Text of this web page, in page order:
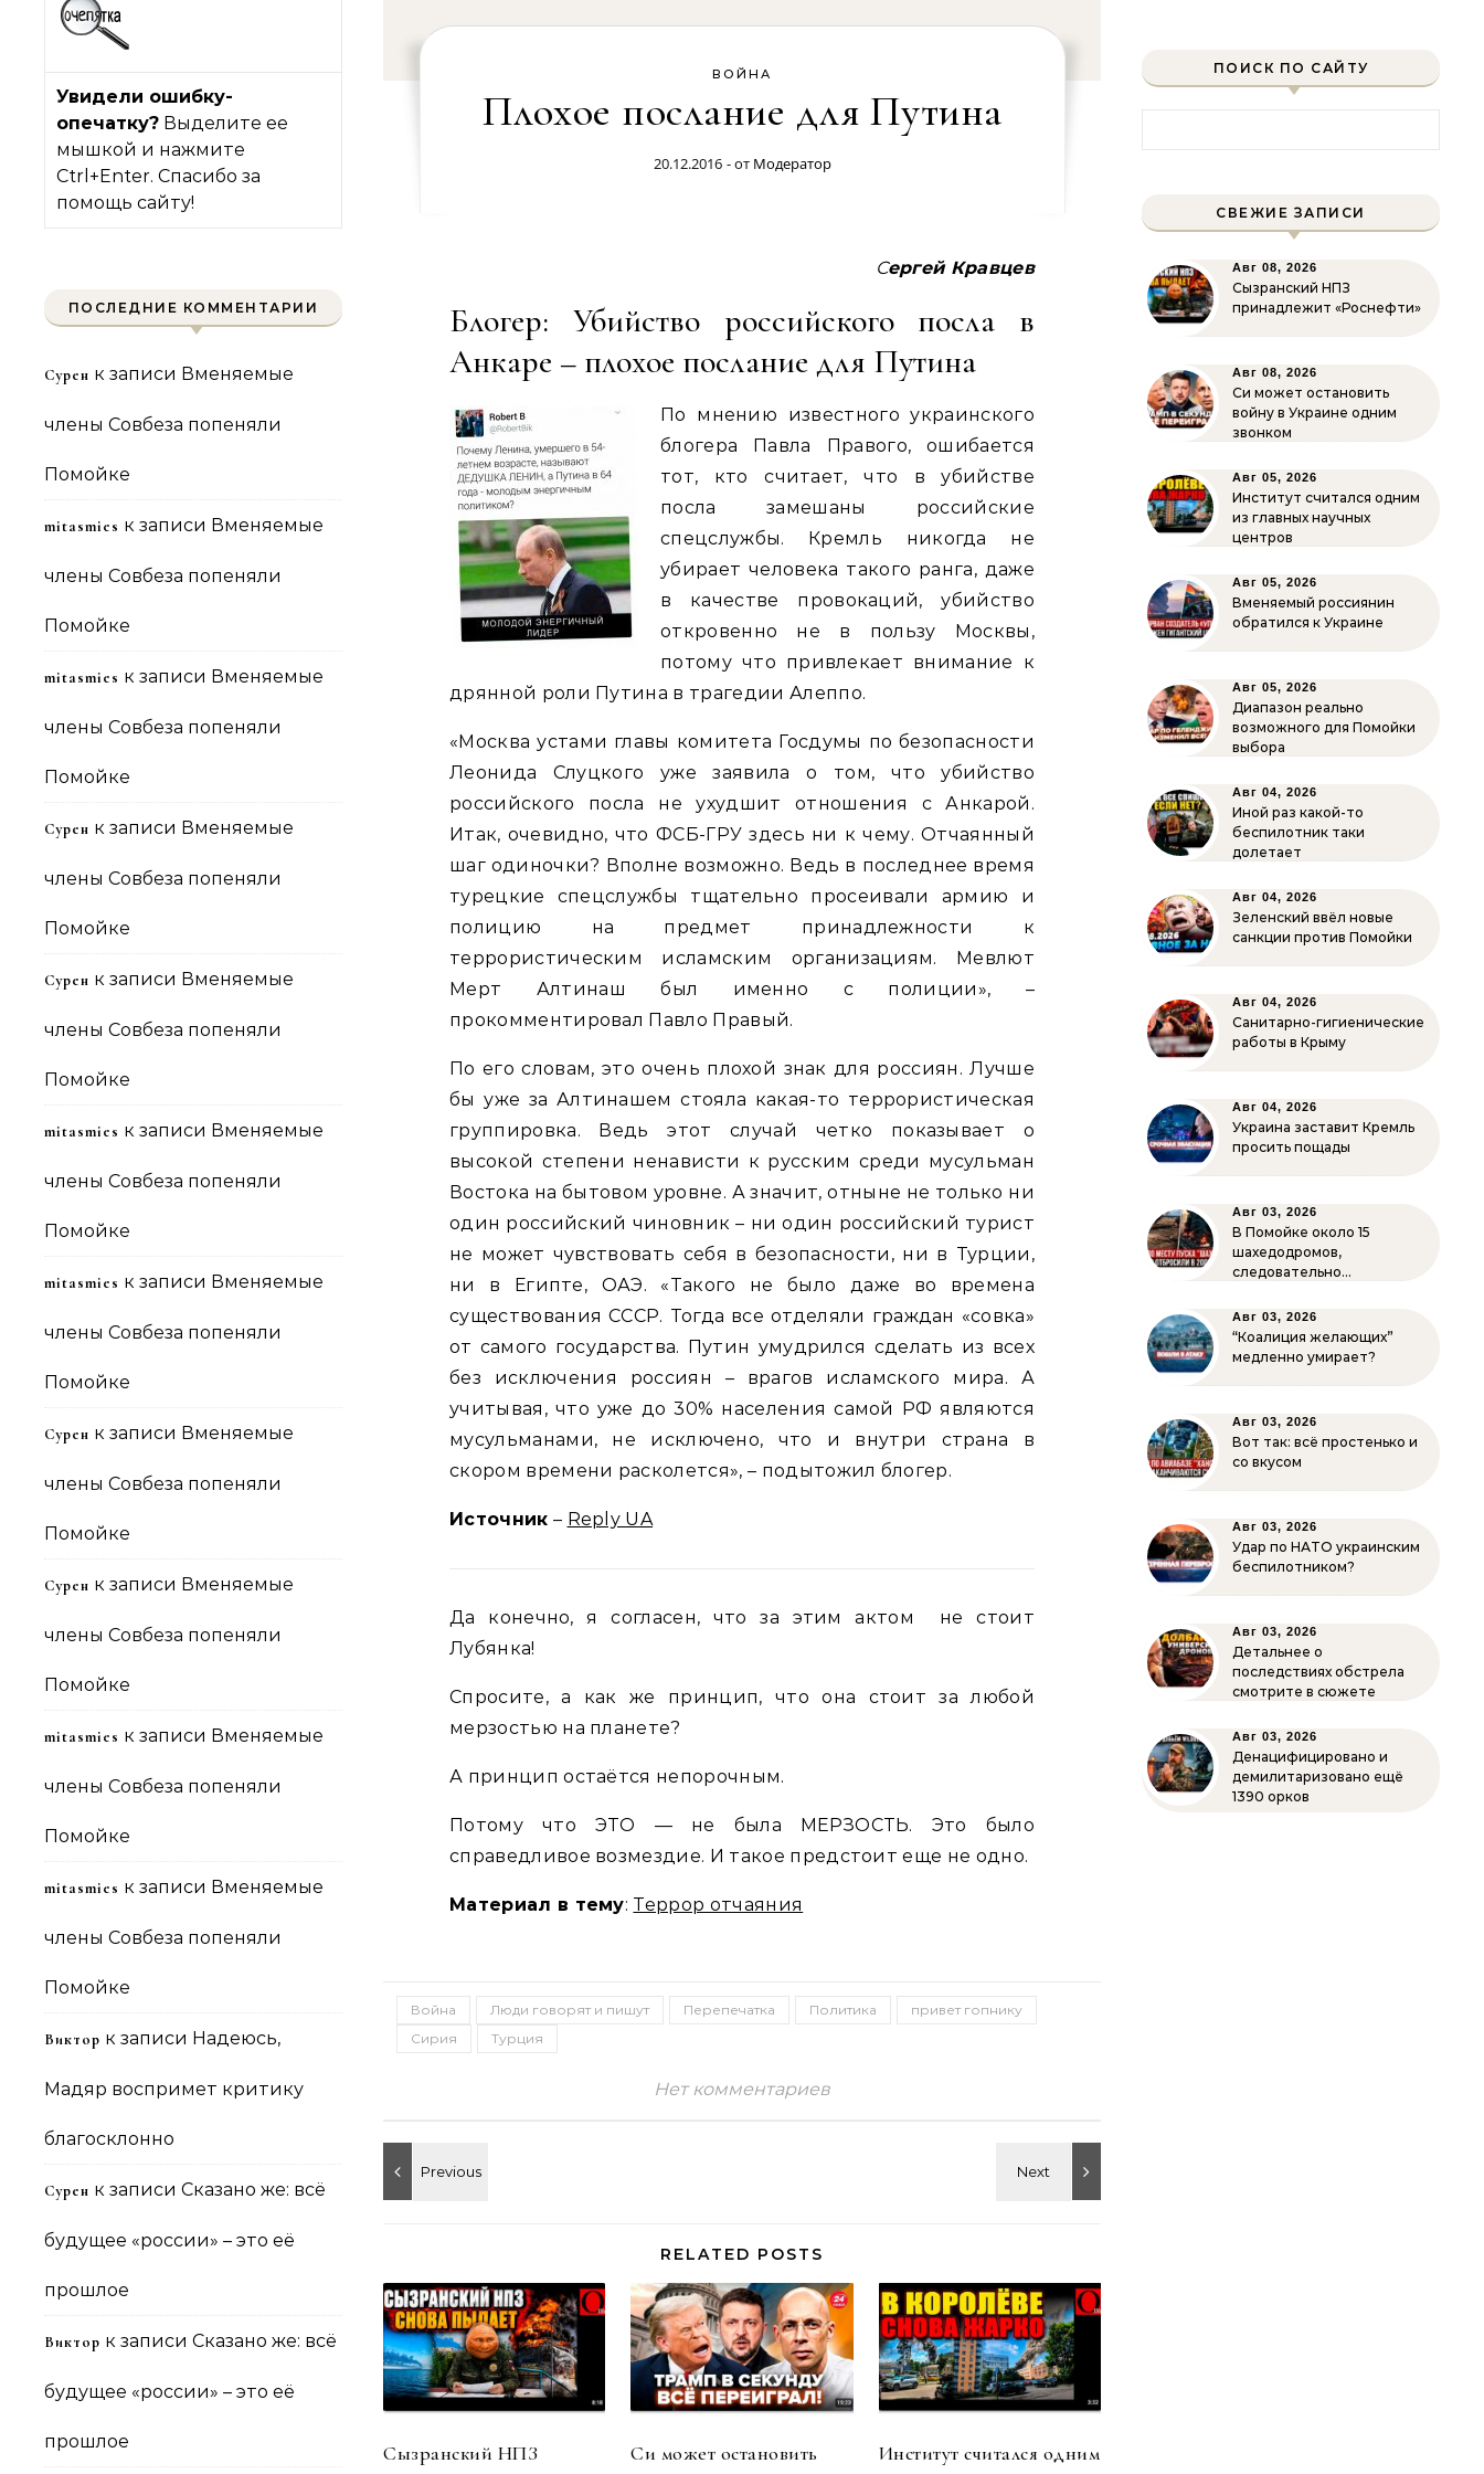
Увидели ошибку-
опечатку? Выделите ее
мышкой и нажмите
Ctrl+Enter. Спасибо за
помощь сайту!
ПОСЛЕДНИЕ КОММЕНТАРИИ
Сурен к записи Вменяемые
члены Совбеза попеняли
Помойке
mitasmies к записи Вменяемые
члены Совбеза попеняли
Помойке
mitasmies к записи Вменяемые
члены Совбеза попеняли
Помойке
Сурен к записи Вменяемые
члены Совбеза попеняли
Помойке
Сурен к записи Вменяемые
члены Совбеза попеняли
Помойке
mitasmies к записи Вменяемые
члены Совбеза попеняли
Помойке
mitasmies к записи Вменяемые
члены Совбеза попеняли
Помойке
Сурен к записи Вменяемые
члены Совбеза попеняли
Помойке
Сурен к записи Вменяемые
члены Совбеза попеняли
Помойке
mitasmies к записи Вменяемые
члены Совбеза попеняли
Помойке
mitasmies к записи Вменяемые
члены Совбеза попеняли
Помойке
Виктор к записи Надеюсь,
Мадяр воспримет критику
благосклонно
Сурен к записи Сказано же: всё
будущее «россии» – это её
прошлое
Виктор к записи Сказано же: всё
будущее «россии» – это её
прошлое
ВОЙНА
Плохое послание для Путина
20.12.2016 - от Модератор
Сергей Кравцев
Блогер: Убийство российского посла в
Анкаре – плохое послание для Путина
По мнению известного украинского
блогера Павла Правого, ошибается
тот, кто считает, что в убийстве
посла замешаны российские
спецслужбы. Кремль никогда не
убирает человека такого ранга, даже
в качестве провокаций, убийство
откровенно не в пользу Москвы,
потому что привлекает внимание к
дрянной роли Путина в трагедии Алеппо.
«Москва устами главы комитета Госдумы по безопасности
Леонида Слуцкого уже заявила о том, что убийство
российского посла не ухудшит отношения с Анкарой.
Итак, очевидно, что ФСБ-ГРУ здесь ни к чему. Отчаянный
шаг одиночки? Вполне возможно. Ведь в последнее время
турецкие спецслужбы тщательно просеивали армию и
полицию на предмет принадлежности к
террористическим исламским организациям. Мевлют
Мерт Алтинаш был именно с полиции», –
прокомментировал Павло Правый.
По его словам, это очень плохой знак для россиян. Лучше
бы уже за Алтинашем стояла какая-то террористическая
группировка. Ведь этот случай четко показывает о
высокой степени ненависти к русским среди мусульман
Востока на бытовом уровне. А значит, отныне не только ни
один российский чиновник – ни один российский турист
не может чувствовать себя в безопасности, ни в Турции,
ни в Египте, ОАЭ. «Такого не было даже во времена
существования СССР. Тогда все отделяли граждан «совка»
от самого государства. Путин умудрился сделать из всех
без исключения россиян – врагов исламского мира. А
учитывая, что уже до 30% населения самой РФ являются
мусульманами, не исключено, что и внутри страна в
скором времени расколется», – подытожил блогер.
Источник – Reply UA
Да конечно, я согласен, что за этим актом не стоит
Лубянка!
Спросите, а как же принцип, что она стоит за любой
мерзостью на планете?
А принцип остаётся непорочным.
Потому что ЭТО — не была МЕРЗОСТЬ. Это было
справедливое возмездие. И такое предстоит еще не одно.
Материал в тему: Террор отчаяния
Война Люди говорят и пишут Перепечатка Политика
привет гопнику
Сирия
Турция
Нет комментариев
RELATED POSTS
Сызранский НПЗ
Си может остановить
Институт считался одним
ПОИСК ПО САЙТУ
СВЕЖИЕ ЗАПИСИ
Авг 08, 2026
Сызранский НПЗ
принадлежит «Роснефти»
Авг 08, 2026
Си может остановить
войну в Украине одним
звонком
Авг 05, 2026
Институт считался одним
из главных научных
центров
Авг 05, 2026
Вменяемый россиянин
обратился к Украине
Авг 05, 2026
Диапазон реально
возможного для Помойки
выбора
Авг 04, 2026
Иной раз какой-то
беспилотник таки
долетает
Авг 04, 2026
Зеленский ввёл новые
санкции против Помойки
Авг 04, 2026
Санитарно-гигиенические
работы в Крыму
Авг 04, 2026
Украина заставит Кремль
просить пощады
Авг 03, 2026
В Помойке около 15
шахедодромов,
следовательно…
Авг 03, 2026
“Коалиция желающих”
медленно умирает?
Авг 03, 2026
Вот так: всё простенько и
со вкусом
Авг 03, 2026
Удар по НАТО украинским
беспилотником?
Авг 03, 2026
Детальнее о
последствиях обстрела
смотрите в сюжете
Авг 03, 2026
Денацифицировано и
демилитаризовано ещё
1390 орков